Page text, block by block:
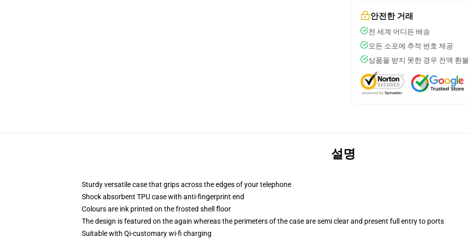
안전한 거래
전 세계 어디든 배송
모든 소포에 추적 번호 제공
상품을 받지 못한 경우 전액 환불
설명
Sturdy versatile case that grips across the edges of your telephone
Shock absorbent TPU case with anti-fingerprint end
Colours are ink printed on the frosted shell floor
The design is featured on the again whereas the perimeters of the case are semi clear and present full entry to ports
Suitable with Qi-customary wi-fi charging